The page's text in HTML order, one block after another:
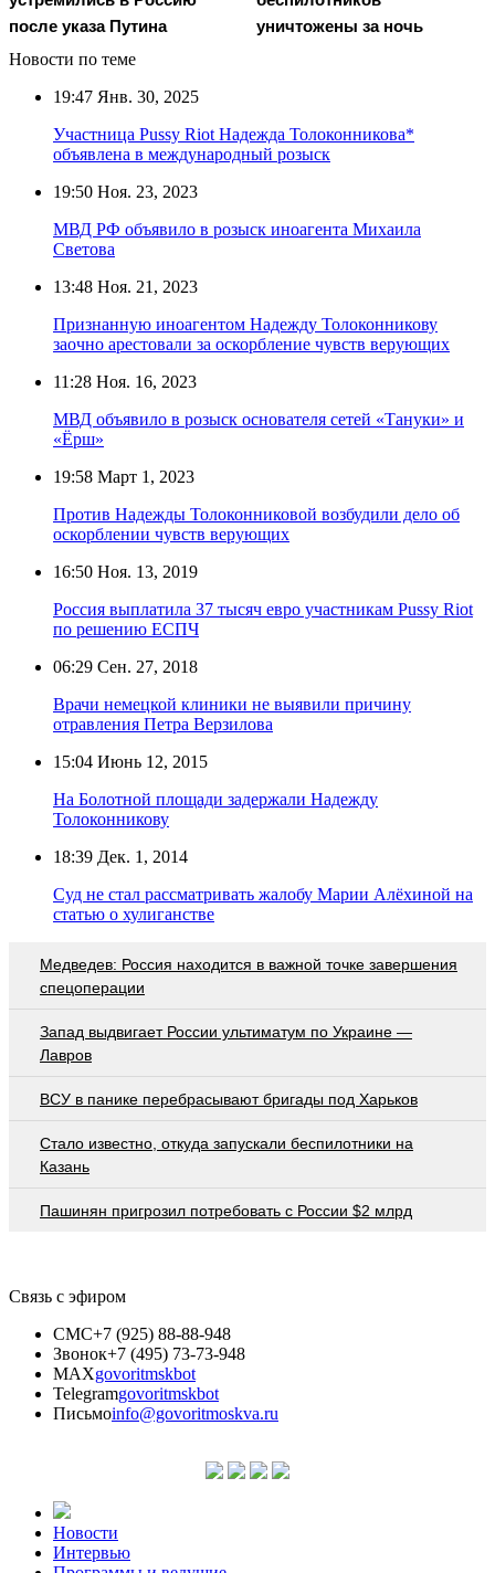
после указа Путина
уничтожены за ночь
Новости по теме
19:47 Янв. 30, 2025
Участница Pussy Riot Надежда Толоконникова*
объявлена в международный розыск
19:50 Ноя. 23, 2023
МВД РФ объявило в розыск иноагента Михаила
Светова
13:48 Ноя. 21, 2023
Признанную иноагентом Надежду Толоконникову
заочно арестовали за оскорбление чувств верующих
11:28 Ноя. 16, 2023
МВД объявило в розыск основателя сетей «Тануки» и
«Ёрш»
19:58 Март 1, 2023
Против Надежды Толоконниковой возбудили дело об
оскорблении чувств верующих
16:50 Ноя. 13, 2019
Россия выплатила 37 тысяч евро участникам Pussy Riot
по решению ЕСПЧ
06:29 Сен. 27, 2018
Врачи немецкой клиники не выявили причину
отравления Петра Верзилова
15:04 Июнь 12, 2015
На Болотной площади задержали Надежду
Толоконникову
18:39 Дек. 1, 2014
Суд не стал рассматривать жалобу Марии Алёхиной на
статью о хулиганстве
Медведев: Россия находится в важной точке завершения
спецоперации
Запад выдвигает России ультиматум по Украине —
Лавров
ВСУ в панике перебрасывают бригады под Харьков
Стало известно, откуда запускали беспилотники на
Казань
Пашинян пригрозил потребовать c России $2 млрд
Связь с эфиром
СМС+7 (925) 88-88-948
Звонок+7 (495) 73-73-948
MAXgovoritmskbot
Telegramgovoritmskbot
Письмоinfo@govoritmoskva.ru
Новости
Интервью